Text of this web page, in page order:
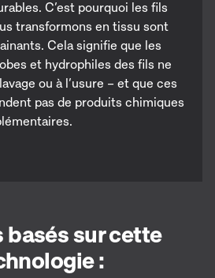
C’est pourquoi les fils
transformons en tissu sont
Cela signifie que les
et hydrophiles des fils ne
ou à l’usure – et que ces
pas de produits chimiques
sur cette
: